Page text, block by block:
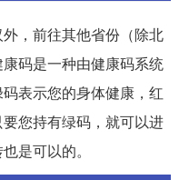
，前往其他省份（除北
码是一种由健康码系统
表示您的身体健康，红
您持有绿码，就可以进
是可以的。